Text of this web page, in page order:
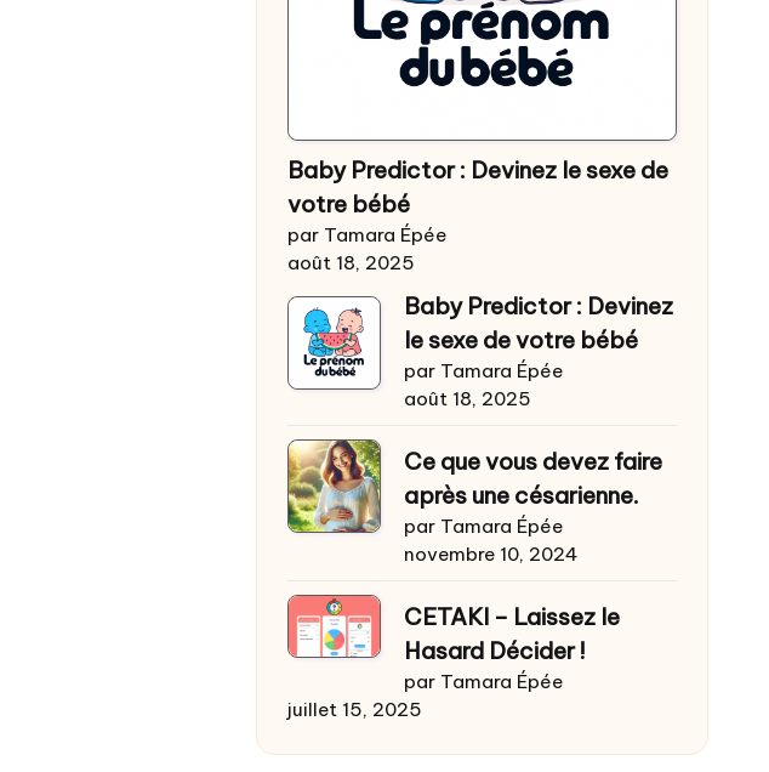
Baby Predictor : Devinez le sexe de
votre bébé
par Tamara Épée
août 18, 2025
Baby Predictor : Devinez
le sexe de votre bébé
par Tamara Épée
août 18, 2025
Ce que vous devez faire
après une césarienne.
par Tamara Épée
novembre 10, 2024
CETAKI – Laissez le
Hasard Décider !
par Tamara Épée
juillet 15, 2025